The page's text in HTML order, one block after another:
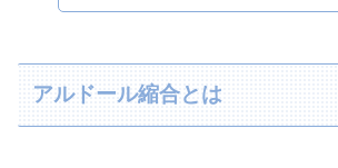
アルドール縮合とは